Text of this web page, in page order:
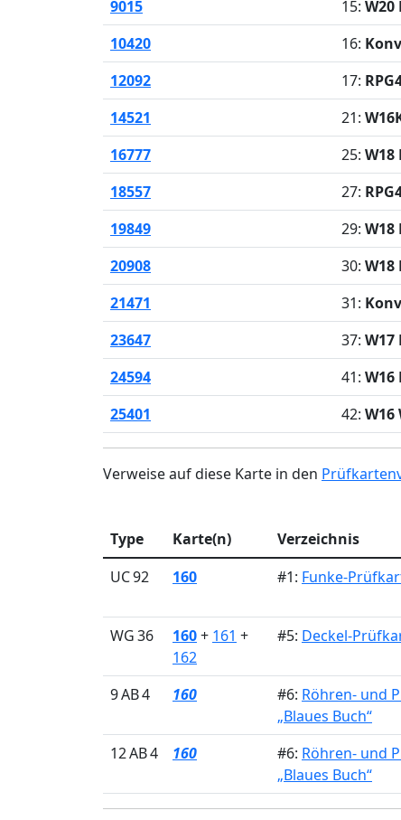
9015
15: W20
10420
16:
12092
17:
14521
21:
16777
25: W18
18557
27:
19849
29: W18
20908
30: W18
21471
31:
23647
37: W17
24594
41: W16
25401
42:
Verweise auf diese Karte in den
Type Karte(n) Verzeichnis
UC 92
160 #1: Funke-
WG 36
160+ 161 +
162
#5: Deckel-
9 AB 4 160 #6: Röhren- und
„Blaues Buch“
12 AB 4 160 #6: Röhren- und
„Blaues Buch“